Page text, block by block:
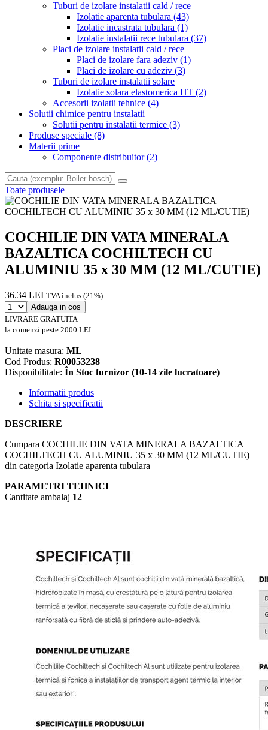
Tuburi de izolare instalatii cald / rece
Izolatie aparenta tubulara (43)
Izolatie incastrata tubulara (1)
Izolatie instalatii rece tubulara (37)
Placi de izolare instalatii cald / rece
Placi de izolare fara adeziv (1)
Placi de izolare cu adeziv (3)
Tuburi de izolare instalatii solare
Izolatie solara elastomerica HT (2)
Accesorii izolatii tehnice (4)
Solutii chimice pentru instalatii
Solutii pentru instalatii termice (3)
Produse speciale (8)
Materii prime
Componente distribuitor(2)
Toate produsele
COCHILIE DIN VATA MINERALA
BAZALTICA COCHILTECH CU
ALUMINIU 35 x 30 MM (12 ML/CUTIE)
36.34 LEI TVA inclus (21%)
Adauga in cos
LIVRARE GRATUITA
la comenzi peste 2000 LEI
Unitate masura: ML
Cod Produs: R00053238
Disponibilitate: În Stoc furnizor (10-14 zile lucratoare)
Informatii produs
Schita si specificatii
DESCRIERE
Cumpara COCHILIE DIN VATA MINERALA BAZALTICA
COCHILTECH CU ALUMINIU 35 x 30 MM (12 ML/CUTIE)
din categoria Izolatie aparenta tubulara
PARAMETRI TEHNICI
Cantitate ambalaj 12